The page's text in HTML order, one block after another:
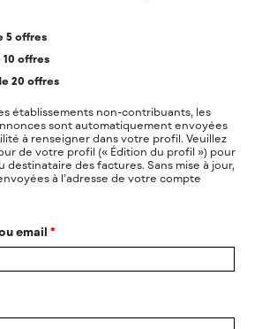
5 offres
10 offres
20 offres
établissements non-contribuants, les
sont automatiquement envoyées
à renseigner dans votre profil. Veuillez
de votre profil (« Édition du profil ») pour
destinataire des factures. Sans mise à jour,
à l’adresse de votre compte
email *